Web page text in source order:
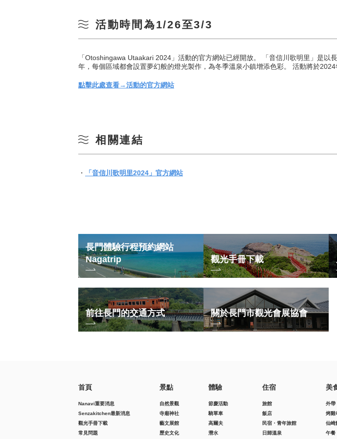
活動時間為1/26至3/3
「Otoshingawa Utaakari 2024」活動的官方網站已經開放。 「音信川歌明里」是
年，每個區域都會設置夢幻般的燈光製作，為冬季溫泉小鎮增添色彩。 活動將於
點擊此處查看→活動的官方網站
相關連結
・ 「音信川歌明里2024」官方網站
長門體驗行程預約網站
Nagatrip
觀光手冊下載
前往長門的交通方式 關於長門市觀光會展協會
首頁
Nanavi重要消息
Senzakitchen最新消息
觀光手冊下載
常見問題
景點
自然景觀
寺廟神社
藝文展館
歷史文化
體驗
節慶活動
騎單車
高爾夫
潛水
住宿
旅館
飯店
民宿・青年旅館
日歸溫泉
美
外帶
烤雞
仙崎
午餐